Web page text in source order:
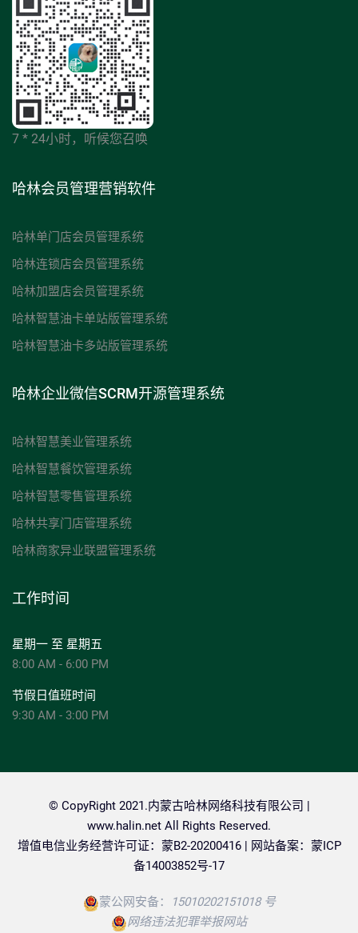
7 * 24小时，听候您召唤
哈林会员管理营销软件
哈林单门店会员管理系统
哈林连锁店会员管理系统
哈林加盟店会员管理系统
哈林智慧油卡单站版管理系统
哈林智慧油卡多站版管理系统
哈林企业微信SCRM开源管理系统
哈林智慧美业管理系统
哈林智慧餐饮管理系统
哈林智慧零售管理系统
哈林共享门店管理系统
哈林商家异业联盟管理系统
工作时间
星期一 至 星期五
8:00 AM - 6:00 PM
节假日值班时间
9:30 AM - 3:00 PM
© CopyRight 2021.内蒙古哈林网络科技有限公司 |
www.halin.net All Rights Reserved.
增值电信业务经营许可证：蒙B2-20200416 | 网站备案： 蒙ICP
备14003852号-17
蒙公网安备：
15010202151018 号
网络违法犯罪举报网站